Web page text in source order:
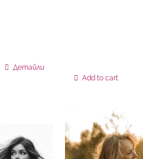
Детайли
Add to cart